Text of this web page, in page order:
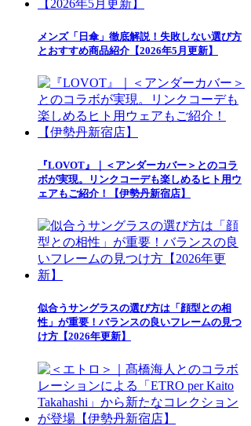
メンズ「日傘」徹底解説！失敗しない選び方
とおすすめ商品紹介【2026年5月更新】
『LOVOT』｜＜アンダーカバー＞とのコラ
ボが実現。リンクコーデも楽しめるヒト用ウ
ェアもご紹介！【伊勢丹新宿店】
似合うサングラスの選び方は「顔型との相
性」が重要！バランスの良いフレームの見つ
け方【2026年更新】